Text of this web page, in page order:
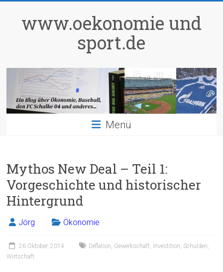
springenwww.oekonomie und
sport.de
Menü
Mythos New Deal – Teil 1:
Vorgeschichte und historischer
Hintergrund
Jörg Ökonomie
26 Oktober, 2014 Deflation, Gewerkschaft, Investition, Schulden,
Wirtschaft